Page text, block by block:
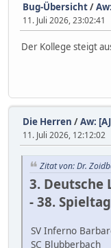
Bug-Übersicht/
11. Juli 2026, 23:02:41
Der Kollege steigt
Die Herren /Aw:
11. Juli 2026, 12:12:02
Zitat von: Dr.
3. Deutsche
- 38. Spieltag
SV Inferno
SC Blubberbach